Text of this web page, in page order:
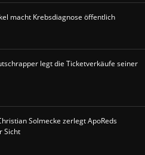
macht Krebsdiagnose öffentlich
legt die Ticketverkäufe seiner
Solmecke zerlegt ApoReds
Sicht